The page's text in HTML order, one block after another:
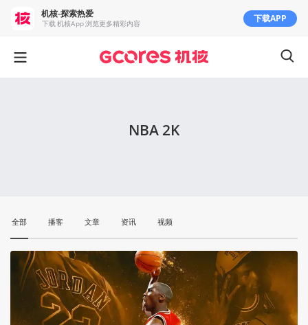
NBA 2K
全部 播客 文章 资讯 视频
机核-探索热爱
下载 机核App 浏览更多精彩内容 下载APP